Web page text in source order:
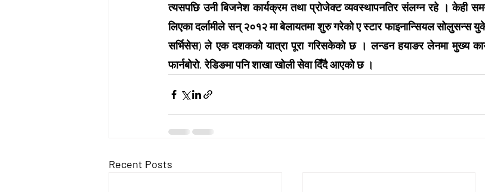
त्यसपछि उनी बिजनेश कार्यक्रम तथा प्रोजेक्ट व्यवस्थापनतिर संलग्न रहे । केही
लिएका दर्लामीले सन् २०१२ मा बेलायतमा शुरु गरेको ए स्टार फाइनान्सियल सोलुसन्स
सर्भिसेस) ले एक दशकको यात्रा पूरा गरिसकेको छ । लन्डन हयाङर लेनमा मुख्य
फार्नबोरो, रेडिङमा पनि शाखा खोली सेवा दिँदै आएको छ ।
Recent Posts